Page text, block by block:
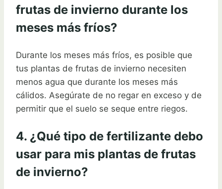
frutas de invierno durante los
meses más fríos?
Durante los meses más fríos, es posible que
tus plantas de frutas de invierno necesiten
menos agua que durante los meses más
cálidos. Asegúrate de no regar en exceso y de
permitir que el suelo se seque entre riegos.
4. ¿Qué tipo de fertilizante debo
usar para mis plantas de frutas
de invierno?